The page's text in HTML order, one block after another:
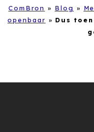
ComBron » Blog »
openbaar » Dus